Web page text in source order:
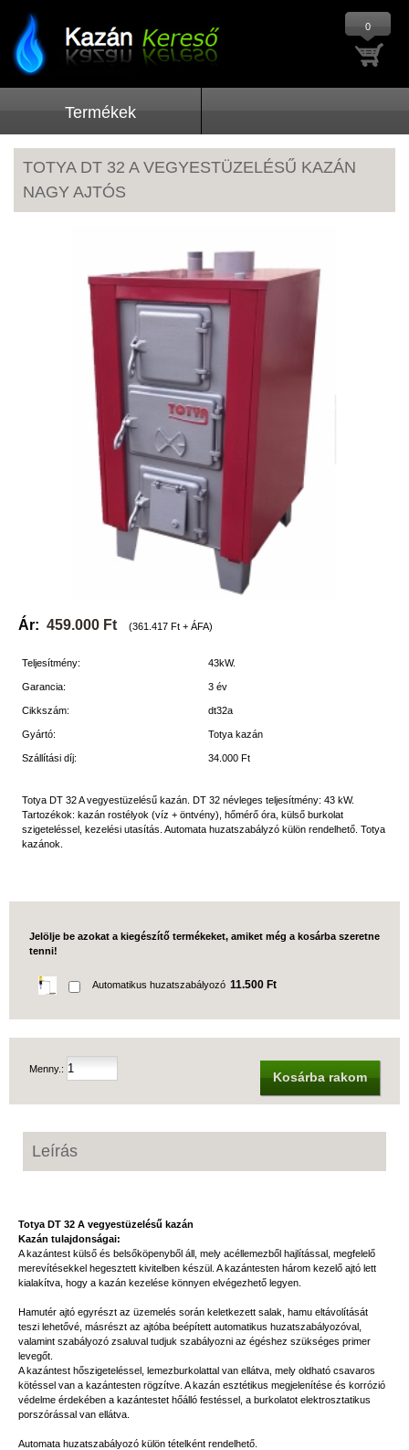
0
Termékek
TOTYA DT 32 A VEGYESTÜZELÉSŰ KAZÁN
NAGY AJTÓS
Ár: 459.000 Ft (361.417 Ft + ÁFA)
Teljesítmény: 43kW.
Garancia: 3 év
Cikkszám: dt32a
Gyártó: Totya kazán
Szállítási díj: 34.000 Ft
Totya DT 32 A vegyestüzelésű kazán. DT 32 névleges teljesítmény: 43 kW.
Tartozékok: kazán rostélyok (víz + öntvény), hőmérő óra, külső burkolat
szigeteléssel, kezelési utasítás. Automata huzatszabályzó külön rendelhető. Totya
kazánok.
Jelölje be azokat a kiegészítő termékeket, amiket még a kosárba szeretne
tenni!
Automatikus huzatszabályozó 11.500 Ft
Menny.:
Kosárba rakom
Leírás
Totya DT 32 A vegyestüzelésű kazán
Kazán tulajdonságai:
A kazántest külső és belsőköpenyből áll, mely acéllemezből hajlítással, megfelelő
merevítésekkel hegesztett kivitelben készül. A kazántesten három kezelő ajtó lett
kialakítva, hogy a kazán kezelése könnyen elvégezhető legyen.
Hamutér ajtó egyrészt az üzemelés során keletkezett salak, hamu eltávolítását
teszi lehetővé, másrészt az ajtóba beépített automatikus huzatszabályozóval,
valamint szabályozó zsaluval tudjuk szabályozni az égéshez szükséges primer
levegőt.
A kazántest hőszigeteléssel, lemezburkolattal van ellátva, mely oldható csavaros
kötéssel van a kazántesten rögzítve. A kazán esztétikus megjelenítése és korrózió
védelme érdekében a kazántestet hőálló festéssel, a burkolatot elektrosztatikus
porszórással van ellátva.
Automata huzatszabályozó külön tételként rendelhető.